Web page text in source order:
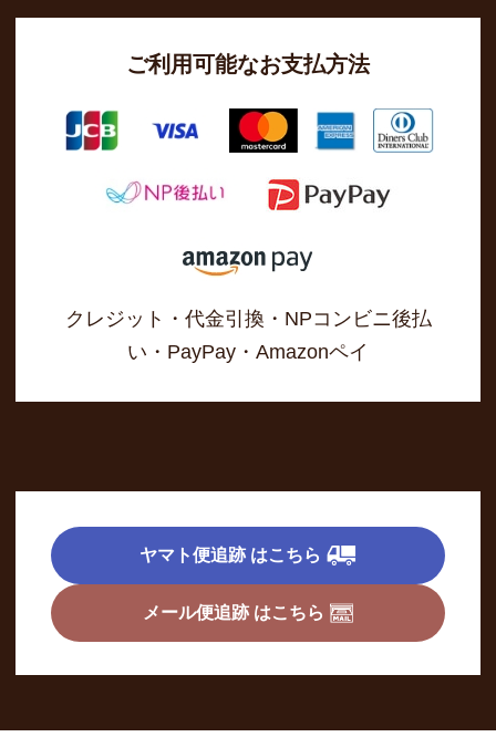
ご利用可能なお支払方法
クレジット・代金引換・NPコンビニ後払
い・PayPay・Amazonペイ
ヤマト便追跡 はこちら
メール便追跡 はこちら